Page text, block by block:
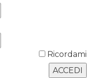
Ricordami